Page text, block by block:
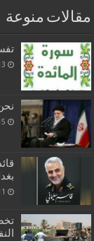
مقالات منوعة
13
15
11